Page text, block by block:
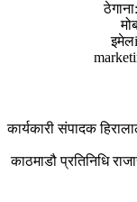
ठेगाना:
इमेल
कार्यकारी संपादक
काठमाडौ प्रतिनिधि